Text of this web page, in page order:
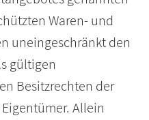
Waren- und
uneingeschränkt den
gültigen
Besitzrechten der
Allein